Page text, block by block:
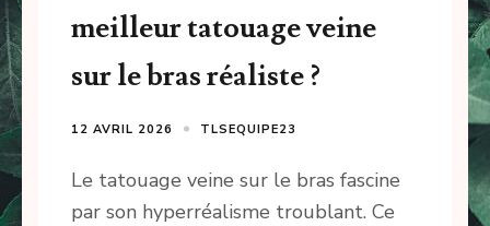
meilleur tatouage veine
sur le bras réaliste ?
12 AVRIL 2026 TLSEQUIPE23
Le tatouage veine sur le bras fascine
par son hyperréalisme troublant. Ce